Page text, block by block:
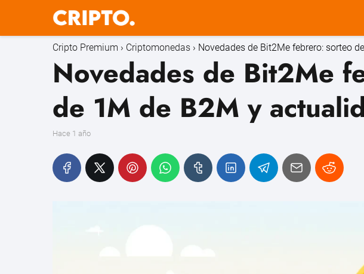
Cripto Premium Criptomonedas Novedades de Bit2Me febrero: sorteo
Novedades de Bit2Me
de 1M de B2M y
hace 1 año